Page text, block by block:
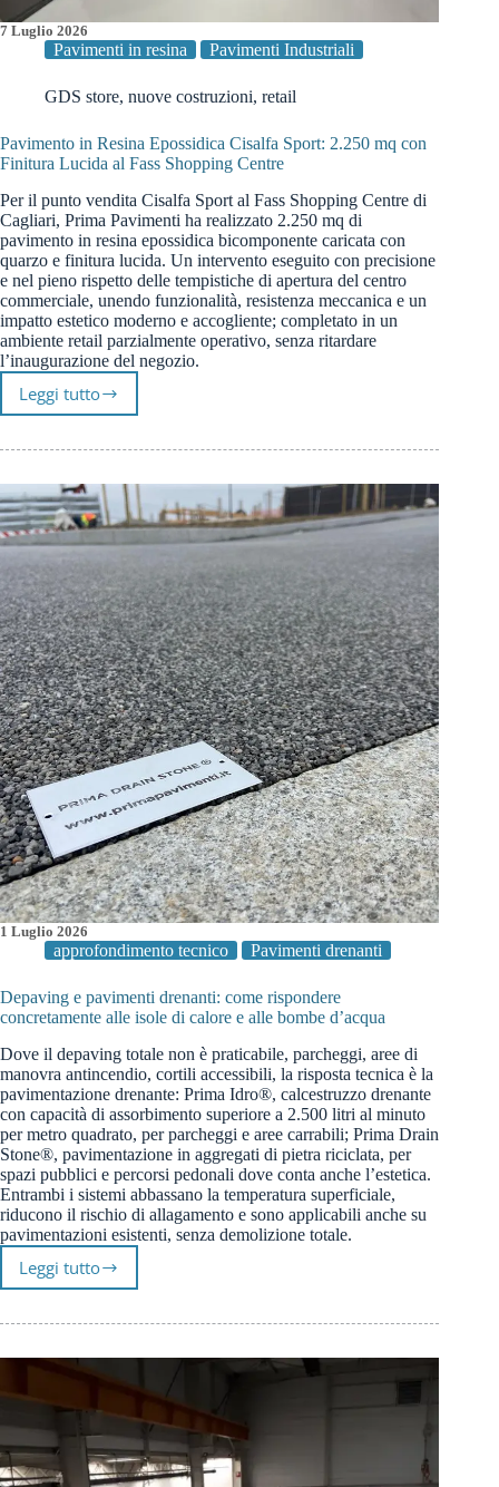
7 Luglio 2026
Pavimenti in resina Pavimenti Industriali
GDS store, nuove costruzioni, retail
Pavimento in Resina Epossidica Cisalfa Sport: 2.250 mq con
Finitura Lucida al Fass Shopping Centre
Per il punto vendita Cisalfa Sport al Fass Shopping Centre di
Cagliari, Prima Pavimenti ha realizzato 2.250 mq di
pavimento in resina epossidica bicomponente caricata con
quarzo e finitura lucida. Un intervento eseguito con precisione
e nel pieno rispetto delle tempistiche di apertura del centro
commerciale, unendo funzionalità, resistenza meccanica e un
impatto estetico moderno e accogliente; completato in un
ambiente retail parzialmente operativo, senza ritardare
l’inaugurazione del negozio.
Leggi tuttoPavimento
Resina
Cisalfa
Sport:
2.250
mq
con
Finitura
Lucida
al
Fass
Shopping
Centre
1 Luglio 2026
approfondimento tecnico Pavimenti drenanti
Depaving e pavimenti drenanti: come rispondere
concretamente alle isole di calore e alle bombe d’acqua
Dove il depaving totale non è praticabile, parcheggi, aree di
manovra antincendio, cortili accessibili, la risposta tecnica è la
pavimentazione drenante: Prima Idro®, calcestruzzo drenante
con capacità di assorbimento superiore a 2.500 litri al minuto
per metro quadrato, per parcheggi e aree carrabili; Prima Drain
Stone®, pavimentazione in aggregati di pietra riciclata, per
spazi pubblici e percorsi pedonali dove conta anche l’estetica.
Entrambi i sistemi abbassano la temperatura superficiale,
riducono il rischio di allagamento e sono applicabili anche su
pavimentazioni esistenti, senza demolizione totale.
Leggi tuttoDepaving
pavimenti
come
rispondere
concretamente
alle
isole